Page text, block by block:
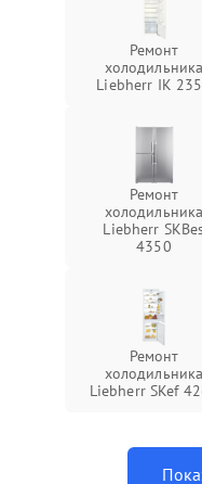
Ремонт
холодильника
Liebherr IK
Ремонт
холодильника
Liebherr
4350
Ремонт
холодильника
Liebherr SKef